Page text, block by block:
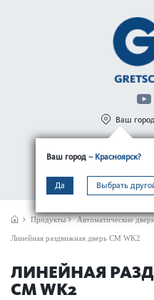
Ваш город – Красноярск?
Да Выбрать
Ваш
МЕНЮ
Продукты Автом­ат­ические
Линейная раздвижная дверь CM WK2
ЛИНЕЙНАЯ
CM WK2